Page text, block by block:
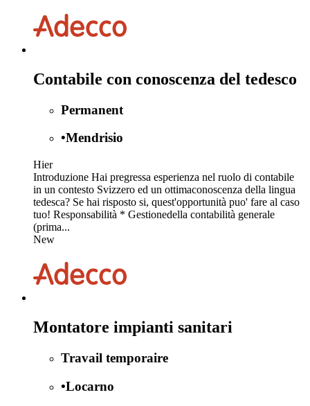
Contabile con conoscenza del tedesco
Permanent
•Mendrisio
Hier
Introduzione Hai pregressa esperienza nel ruolo di contabile
in un contesto Svizzero ed un ottimaconoscenza della lingua
tedesca? Se hai risposto si, quest'opportunità puo' fare al caso
tuo! Responsabilità * Gestionedella contabilità generale
(prima...
New
Montatore impianti sanitari
Travail temporaire
•Locarno